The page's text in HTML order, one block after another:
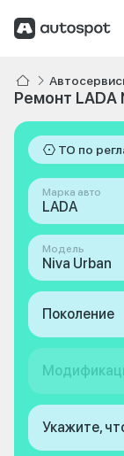
Ремонт LADA
ТО по
Марка авто
LADA
Модель
Niva Urban
Поколение
Укажите,